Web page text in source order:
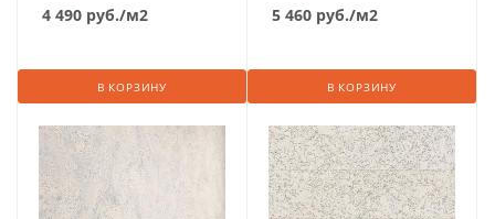
4 490 руб./м2
В КОРЗИНУ
5 460 руб./м2
В КОРЗИНУ